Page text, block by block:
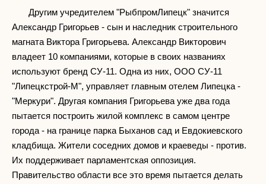
Другим учредителем "РыбпромЛипецк" значится
Александр Григорьев - сын и наследник строительного
магната Виктора Григорьева. Александр Викторович
владеет 10 компаниями, которые в своих названиях
используют бренд СУ-11. Одна из них, ООО СУ-11
"Липецкстрой-М", управляет главным отелем Липецка -
"Меркури". Другая компания Григорьева уже два года
пытается построить жилой комплекс в самом центре
города - на границе парка Быханов сад и Евдокиевского
кладбища. Жители соседних домов и краеведы - против.
Их поддерживает парламентская оппозиция.
Правительство области все это время пытается делать